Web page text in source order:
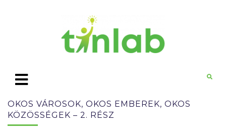
OKOS VÁROSOK, OKOS EMBEREK, OKOS
KÖZÖSSÉGEK – 2. RÉSZ